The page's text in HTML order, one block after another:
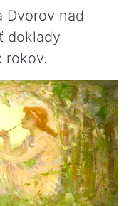
Dvorov nad
doklady
rokov.